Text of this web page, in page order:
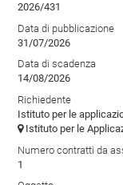
2026/431
Data di pubblicazione
31/07/2026
Data di scadenza
14/08/2026
Richiedente
Istituto per le
Istituto per le
Numero contratti da
1